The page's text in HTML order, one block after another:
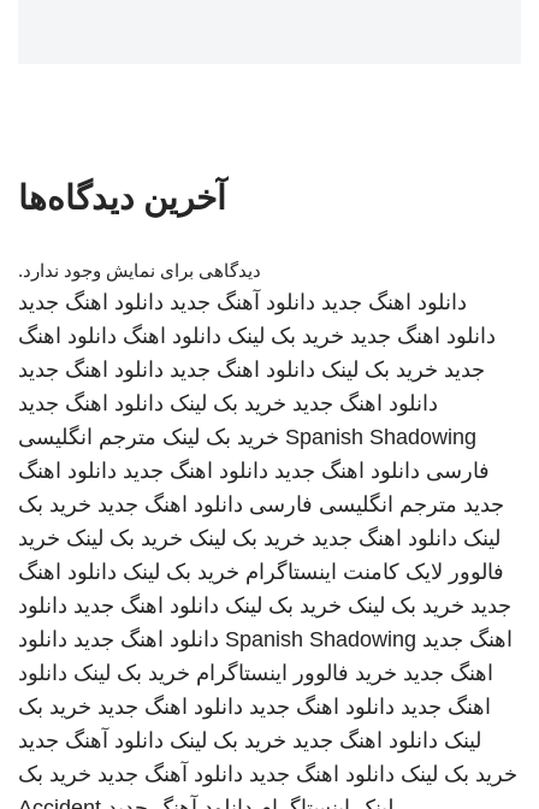
آخرین دیدگاه‌ها
دیدگاهی برای نمایش وجود ندارد.
دانلود اهنگ جدید دانلود آهنگ جدید دانلود اهنگ جدید
دانلود اهنگ جدید خرید بک لینک دانلود اهنگ دانلود اهنگ
جدید خرید بک لینک دانلود اهنگ جدید دانلود اهنگ جدید
دانلود اهنگ جدید خرید بک لینک دانلود اهنگ جدید
Spanish Shadowing خرید بک لینک مترجم انگلیسی
فارسی دانلود اهنگ جدید دانلود اهنگ جدید دانلود اهنگ
جدید مترجم انگلیسی فارسی دانلود اهنگ جدید خرید بک
لینک دانلود اهنگ جدید خرید بک لینک خرید بک لینک خرید
فالوور لایک کامنت اینستاگرام خرید بک لینک دانلود اهنگ
جدید خرید بک لینک خرید بک لینک دانلود اهنگ جدید دانلود
اهنگ جدید Spanish Shadowing دانلود اهنگ جدید دانلود
اهنگ جدید خرید فالوور اینستاگرام خرید بک لینک دانلود
اهنگ جدید دانلود اهنگ جدید دانلود اهنگ جدید خرید بک
لینک دانلود اهنگ جدید خرید بک لینک دانلود آهنگ جدید
خرید بک لینک دانلود اهنگ جدید دانلود آهنگ جدید خرید بک